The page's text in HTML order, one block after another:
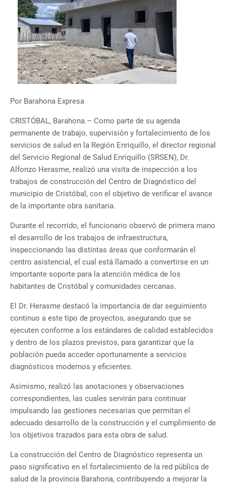
Por Barahona Expresa
CRISTÓBAL, Barahona.– Como parte de su agenda
permanente de trabajo, supervisión y fortalecimiento de los
servicios de salud en la Región Enriquillo, el director regional
del Servicio Regional de Salud Enriquillo (SRSEN), Dr.
Alfonzo Herasme, realizó una visita de inspección a los
trabajos de construcción del Centro de Diagnóstico del
municipio de Cristóbal, con el objetivo de verificar el avance
de la importante obra sanitaria.
Durante el recorrido, el funcionario observó de primera mano
el desarrollo de los trabajos de infraestructura,
inspeccionando las distintas áreas que conformarán el
centro asistencial, el cual está llamado a convertirse en un
importante soporte para la atención médica de los
habitantes de Cristóbal y comunidades cercanas.
El Dr. Herasme destacó la importancia de dar seguimiento
continuo a este tipo de proyectos, asegurando que se
ejecuten conforme a los estándares de calidad establecidos
y dentro de los plazos previstos, para garantizar que la
población pueda acceder oportunamente a servicios
diagnósticos modernos y eficientes.
Asimismo, realizó las anotaciones y observaciones
correspondientes, las cuales servirán para continuar
impulsando las gestiones necesarias que permitan el
adecuado desarrollo de la construcción y el cumplimiento de
los objetivos trazados para esta obra de salud.
La construcción del Centro de Diagnóstico representa un
paso significativo en el fortalecimiento de la red pública de
salud de la provincia Barahona, contribuyendo a mejorar la